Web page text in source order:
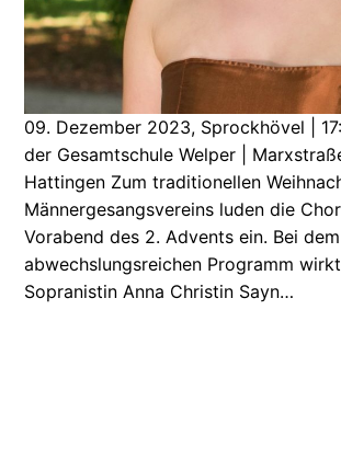
09. Dezember 2023, Sprockhövel |
der Gesamtschule Welper |
Hattingen Zum traditionellen
Männergesangsvereins luden die
Vorabend des 2. Advents ein. Bei dem
abwechslungsreichen Programm
Sopranistin Anna Christin Sayn…